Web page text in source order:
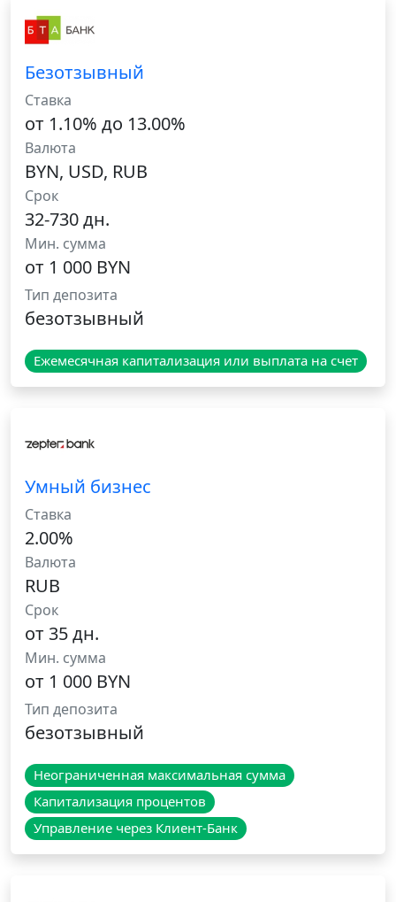
Безотзывный
Ставка
от 1.10% до 13.00%
Валюта
BYN, USD, RUB
Срок
32-730 дн.
Мин. сумма
от 1 000 BYN
Тип депозита
безотзывный
Ежемесячная капитализация или выплата на счет
Умный бизнес
Ставка
2.00%
Валюта
RUB
Срок
от 35 дн.
Мин. сумма
от 1 000 BYN
Тип депозита
безотзывный
Неограниченная максимальная сумма
Капитализация процентов
Управление через Клиент-Банк